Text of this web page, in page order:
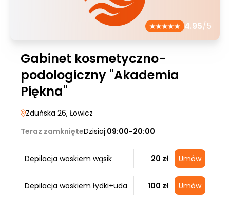
4.95/5
Gabinet kosmetyczno-
podologiczny "Akademia
Piękna"
Zduńska 26, Łowicz
Teraz zamknięteDzisiaj:09:00-20:00
Depilacja woskiem wąsik 20 zł Umów
Depilacja woskiem łydki+uda 100 zł Umów